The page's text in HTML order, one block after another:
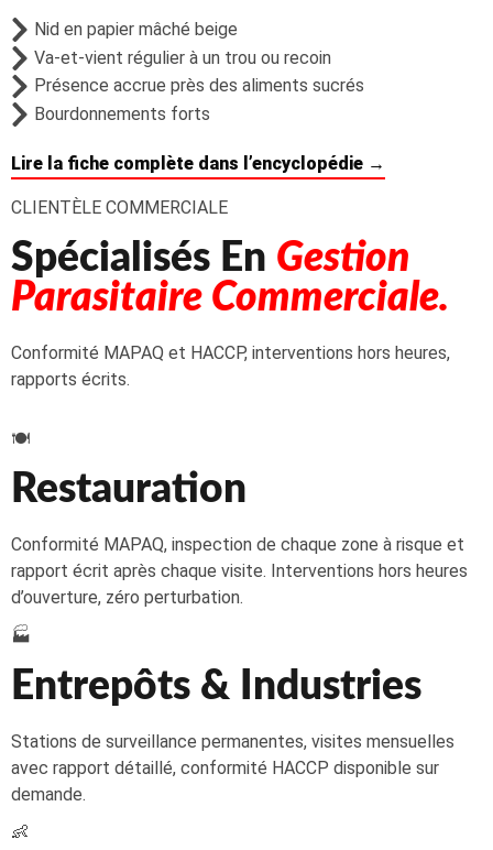
Nid en papier mâché beige
Va-et-vient régulier à un trou ou recoin
Présence accrue près des aliments sucrés
Bourdonnements forts
Lire la fiche complète dans l’encyclopédie →
CLIENTÈLE COMMERCIALE
Spécialisés En Gestion
Parasitaire Commerciale.
Conformité MAPAQ et HACCP, interventions hors heures,
rapports écrits.
🍽️
Restauration
Conformité MAPAQ, inspection de chaque zone à risque et
rapport écrit après chaque visite. Interventions hors heures
d’ouverture, zéro perturbation.
🏭
Entrepôts & Industries
Stations de surveillance permanentes, visites mensuelles
avec rapport détaillé, conformité HACCP disponible sur
demande.
👶